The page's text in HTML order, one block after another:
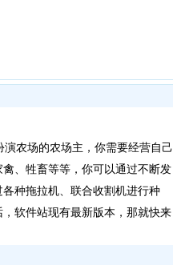
农场的农场主，你需要经营自己
、牲畜等等，你可以通过不断发
种拖拉机、联合收割机进行种
软件站现有最新版本，那就快来